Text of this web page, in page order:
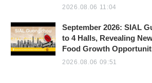
2026.08.06 11:04
September 2026: SIAL
to 4 Halls, Revealing
Food Growth
2026.08.06 09:51